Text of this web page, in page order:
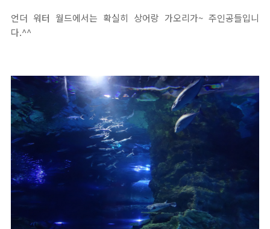
언더 워터 월드에서는 확실히 상어랑 가오리가~ 주인공들입니
다.^^